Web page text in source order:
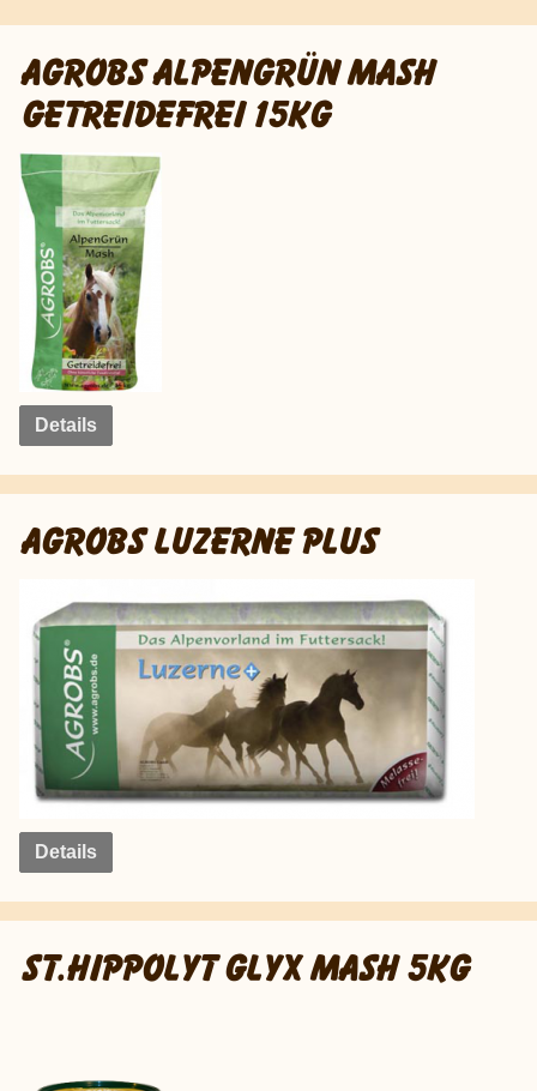
AGROBS ALPENGRÜN MASH
GETREIDEFREI 15KG
Details
AGROBS LUZERNE PLUS
Details
ST.HIPPOLYT GLYX MASH 5KG